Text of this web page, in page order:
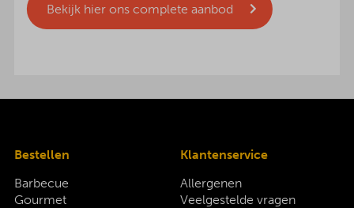
Bekijk hier ons complete aanbod
Bestellen
Barbecue
Gourmet
Klantenservice
Allergenen
Veelgestelde vragen